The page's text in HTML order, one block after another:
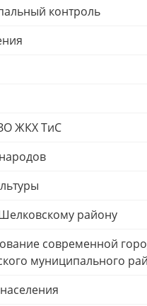
контроль
ЖКХ ТиС
району
современной
муниципального